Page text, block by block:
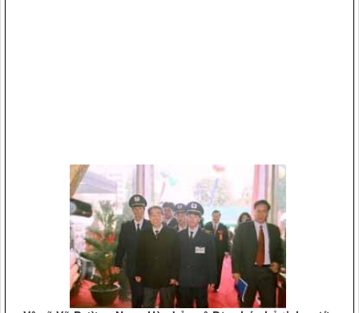
Vệ sỹ Võ Đường Ngọc Hòa bảo vệ Đ/c phó chủ tịch nước